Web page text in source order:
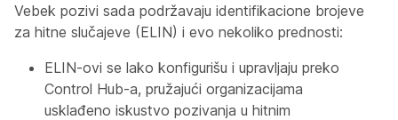
Vebek pozivi sada podržavaju identifikacione brojeve
za hitne slučajeve (ELIN) i evo nekoliko prednosti:
ELIN-ovi se lako konfigurišu i upravljaju preko
Control Hub-a, pružajući organizacijama
usklađeno iskustvo pozivanja u hitnim